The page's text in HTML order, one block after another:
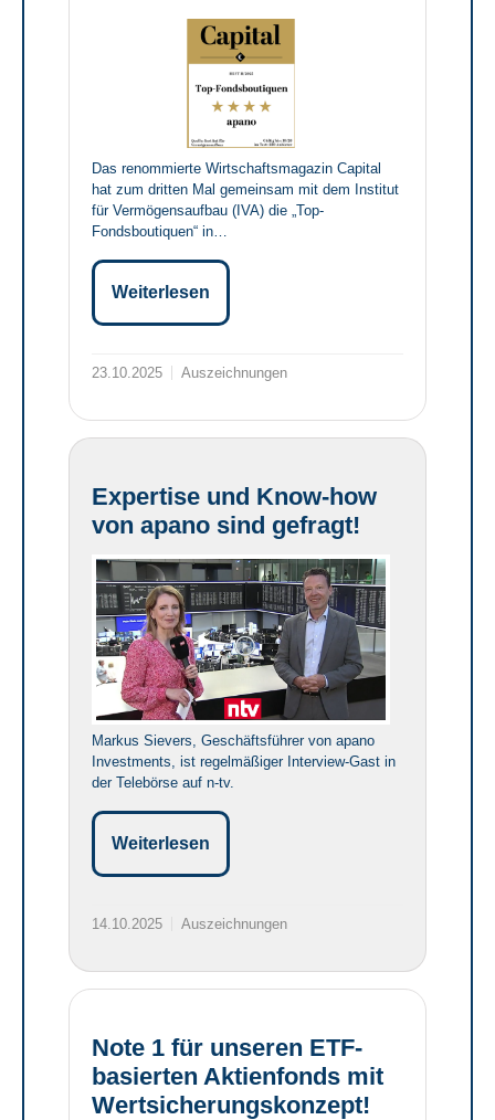
Das renommierte Wirtschaftsmagazin Capital
hat zum dritten Mal gemeinsam mit dem Institut
für Vermögensaufbau (IVA) die „Top-
Fondsboutiquen“ in…
Weiterlesen
23.10.2025 Auszeichnungen
Expertise und Know-how
von apano sind gefragt!
Markus Sievers, Geschäftsführer von apano
Investments, ist regelmäßiger Interview-Gast in
der Telebörse auf n-tv.
Weiterlesen
14.10.2025 Auszeichnungen
Note 1 für unseren ETF-
basierten Aktienfonds mit
Wertsicherungskonzept!